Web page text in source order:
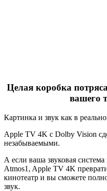
Целая коробка
вашего
Картинка и звук как в
Apple TV 4K с Dolby Vision
незабываемыми.
А если ваша звуковая
Atmos1, Apple TV 4K
кинотеатр и вы сможете
звук.